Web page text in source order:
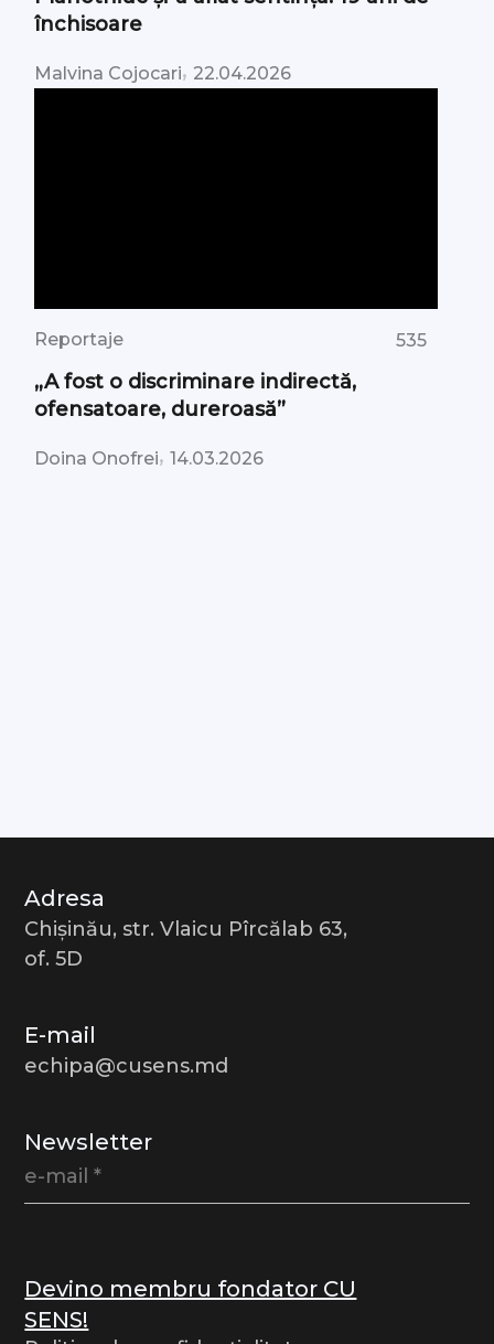
închisoare
Malvina Cojocari, 22.04.2026
Reportaje 535
„A fost o discriminare indirectă,
ofensatoare, dureroasă”
Doina Onofrei,14.03.2026
Adresa
Chișinău, str. Vlaicu Pîrcălab 63,
of. 5D
E-mail
echipa@cusens.md
Newsletter
Devino membru fondator CU
SENS!